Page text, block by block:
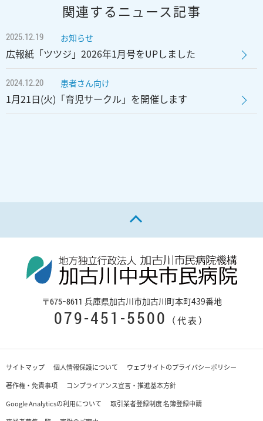
関連するニュース記事
2025.12.19 お知らせ
広報紙「ツツジ」2026年1月号をUPしました
2024.12.20 患者さん向け
1月21日(火)「育児サークル」を開催します
〒675−8611 兵庫県加古川市加古川町本町439番地
079-451-5500 （代表）
サイトマップ 個人情報保護について
ウェブサイトのプライバシーポリシー
著作権・免責事項
コンプライアンス宣言・推進基本方針
Google Analyticsの利用について
取引業者登録制度 名簿登録申請